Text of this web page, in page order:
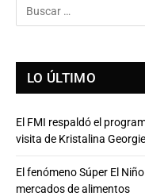
LO ÚLTIMO
El FMI respaldó el
visita de Kristalina
El fenómeno Súper El
mercados de alimentos